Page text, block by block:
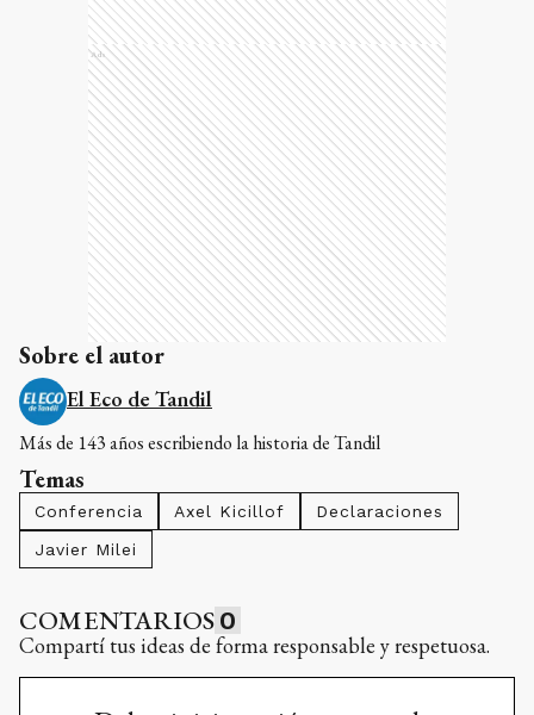
Ads
Sobre el autor
El Eco de Tandil
Más de 143 años escribiendo la historia de Tandil
Temas
Conferencia Axel Kicillof
Declaraciones
Javier Milei
COMENTARIOS 0
Compartí tus ideas de forma responsable y respetuosa.